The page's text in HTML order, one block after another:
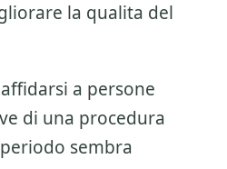
la qualita del
a persone
di una procedura
sembra